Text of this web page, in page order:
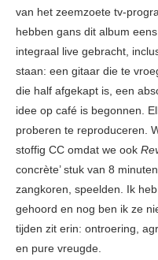
van het zeemzoete tv-
hebben gans dit album
integraal live gebracht,
staan: een gitaar die te
die half afgekapt is, een
idee op café is begonnen.
proberen te reproduceren.
stoffig CC omdat we ook
concrète’ stuk van 8
zangkoren, speelden. Ik
gehoord en nog ben ik ze
tijden zit erin: ontroering,
en pure vreugde.